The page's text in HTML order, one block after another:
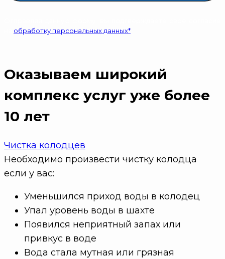
обработку персональных данных*
Оказываем широкий
комплекс услуг уже более
10 лет
Чистка колодцев
Необходимо произвести чистку колодца
если у вас:
Уменьшился приход воды в колодец
Упал уровень воды в шахте
Появился неприятный запах или
привкус в воде
Вода стала мутная или грязная